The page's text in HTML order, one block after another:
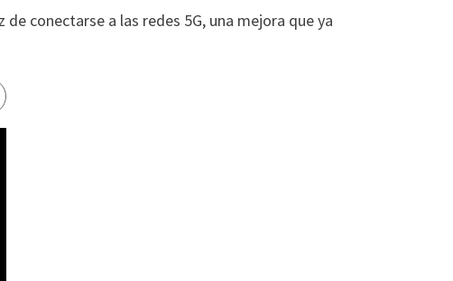
conectarse a las redes 5G, una mejora que ya